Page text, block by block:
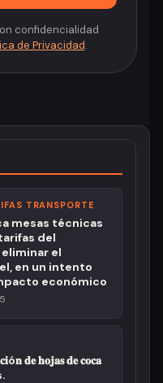
confidencialidad
de Privacidad.
TRANSPORTE
mesas técnicas
del
el
en un intento
económico
𝐝𝐞 𝐡𝐨𝐣𝐚𝐬 𝐝𝐞 𝐜𝐨𝐜𝐚